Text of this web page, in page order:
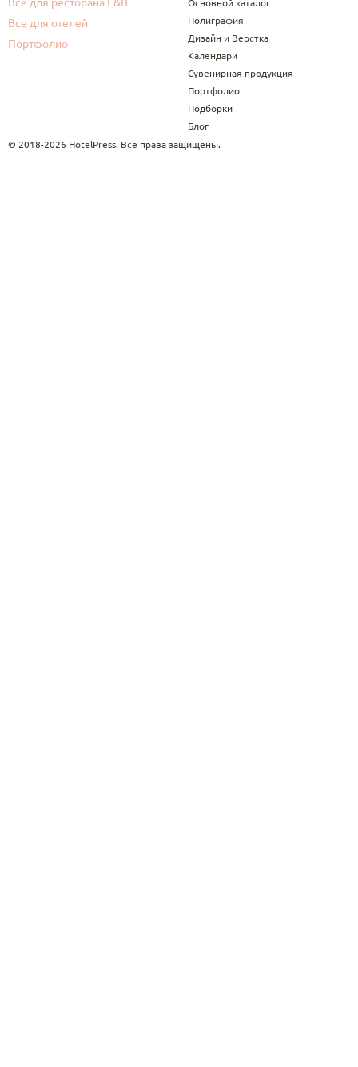
Все для отелей
Портфолио
Основной каталог
Полиграфия
Дизайн и Верстка
Календари
Сувенирная продукция
Портфолио
Подборки
Блог
© 2018-2026 HotelPress. Все права защищены.